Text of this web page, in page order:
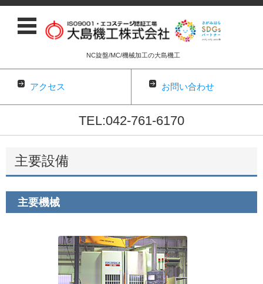
NC旋盤/MC/機械加工の大島機工
アクセス お問い合わせ
TEL:042-761-6170
コンテンツに移動
主要設備
主要機械